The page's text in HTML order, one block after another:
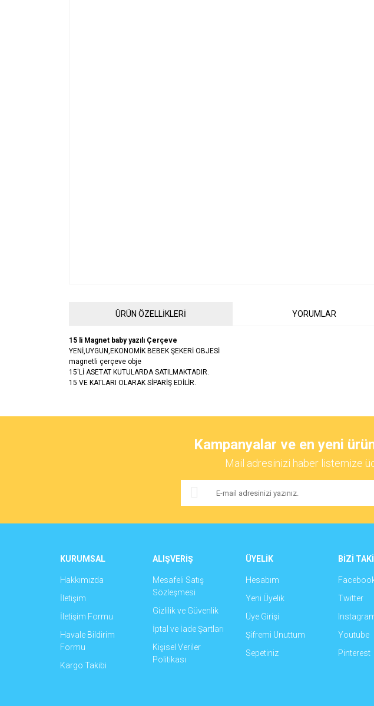
ÜRÜN ÖZELLİKLERİ YORUMLAR
15 li Magnet baby yazılı Çerçeve
YENİ,UYGUN,EKONOMİK BEBEK ŞEKERİ OBJESİ
magnetli çerçeve obje
15'Lİ ASETAT KUTULARDA SATILMAKTADIR.
15 VE KATLARI OLARAK SİPARİŞ EDİLİR.
Ürün resmi kalitesiz, bozuk veya görüntülenemiyor.
Kampanyalar ve en yeni
Mail adresinizi haber listemize
KURUMSAL
Hakkımızda
İletişim
İletişim Formu
Havale Bildirim
Formu
Kargo Takibi
ALIŞVERİŞ
Mesafeli Satış
Sözleşmesi
Gizlilik ve Güvenlik
İptal ve İade Şartları
Kişisel Veriler
Politikası
ÜYELİK
Hesabım
Yeni Üyelik
Üye Girişi
Şifremi Unuttum
Sepetiniz
BİZİ
Twitter
Youtube
Pinterest